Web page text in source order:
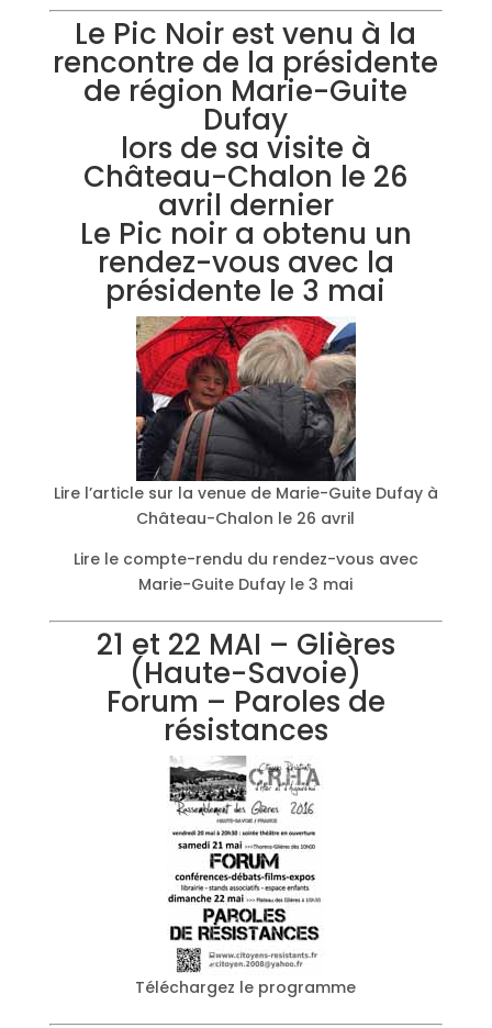
Le Pic Noir est venu à la
rencontre de la présidente
de région Marie-Guite
Dufay
lors de sa visite à
Château-Chalon le 26
avril dernier
Le Pic noir a obtenu un
rendez-vous avec la
présidente le 3 mai
Lire l’article sur la venue de Marie-Guite Dufay à
Château-Chalon le 26 avril
Lire le compte-rendu du rendez-vous avec
Marie-Guite Dufay le 3 mai
21 et 22 MAI – Glières
(Haute-Savoie)
Forum – Paroles de
résistances
Téléchargez le programme